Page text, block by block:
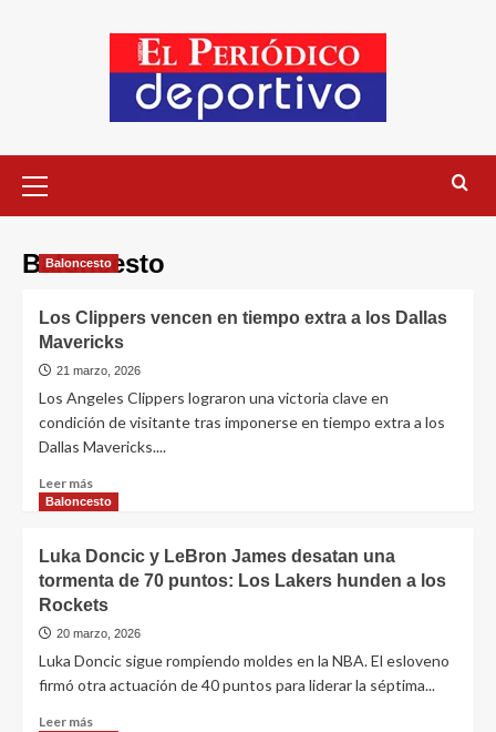
Baloncesto
Baloncesto
Los Clippers vencen en tiempo extra a los Dallas
Mavericks
21 marzo, 2026
Los Angeles Clippers lograron una victoria clave en
condición de visitante tras imponerse en tiempo extra a los
Dallas Mavericks....
Leer más
Baloncesto
Luka Doncic y LeBron James desatan una
tormenta de 70 puntos: Los Lakers hunden a los
Rockets
20 marzo, 2026
Luka Doncic sigue rompiendo moldes en la NBA. El esloveno
firmó otra actuación de 40 puntos para liderar la séptima...
Leer más